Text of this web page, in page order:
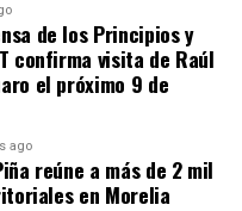
de los Principios y
confirma visita de Raúl
el próximo 9 de
ago
reúne a más de 2 mil
en Morelia